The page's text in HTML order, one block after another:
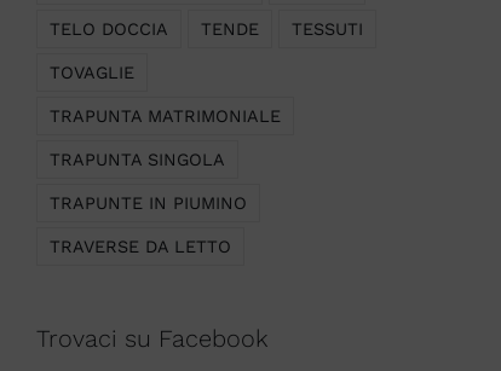
TELO DOCCIA TENDE TESSUTI
TOVAGLIE
TRAPUNTA MATRIMONIALE
TRAPUNTA SINGOLA
TRAPUNTE IN PIUMINO
TRAVERSE DA LETTO
Trovaci su Facebook